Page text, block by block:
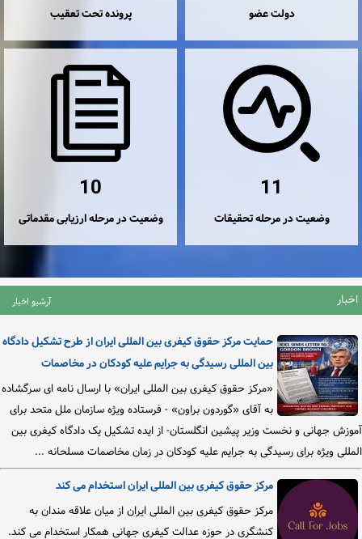
دولت عضو پرونده تحت تعقیب
11
وضعیت در مرحله تحقیقات
10
وضعیت در مرحله ارزیابی مقدماتی
اخبار آرشیو اخبار
حمایت مرکز حقوق کیفری بین المللی ایران از طرح تشکیل دادگاه
بین المللی رسیدگی به جرایم علیه کودکان در مخاصمات
«مرکز حقوق کیفری بین المللی ایران» با ارسال نامه ای سرگشاده
به آقای «گوردون براون» - فرستاده ویژه سازمان ملل متحد برای
آموزش جهانی و نخست وزیر پیشین انگلستان- از ایده تشکیل یک دادگاه کیفری بین
المللی ویژه برای رسیدگی به جرایم علیه کودکان در زمان مخاصمات مسلحانه ...
مرکز حقوق کیفری بین المللی ایران استخدام می کند
مرکز حقوق کیفری بین المللی ایران از میان علاقه مندان به
کنشگری در حوزه عدالت کیفری جهانی همکار استخدام می کند.